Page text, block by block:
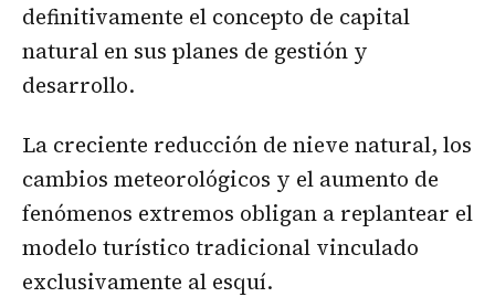
definitivamente el concepto de capital
natural en sus planes de gestión y
desarrollo.
La creciente reducción de nieve natural, los
cambios meteorológicos y el aumento de
fenómenos extremos obligan a replantear el
modelo turístico tradicional vinculado
exclusivamente al esquí.